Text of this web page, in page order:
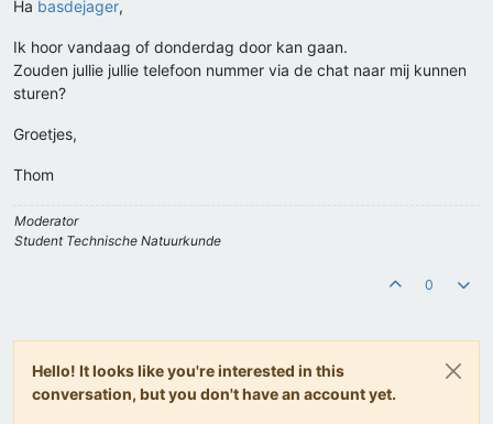
Ha basdejager,
Ik hoor vandaag of donderdag door kan gaan.
Zouden jullie jullie telefoon nummer via de chat naar mij kunnen
sturen?
Groetjes,
Thom
Moderator
Student Technische Natuurkunde
0
Hello! It looks like you're interested in this
conversation, but you don't have an account yet.